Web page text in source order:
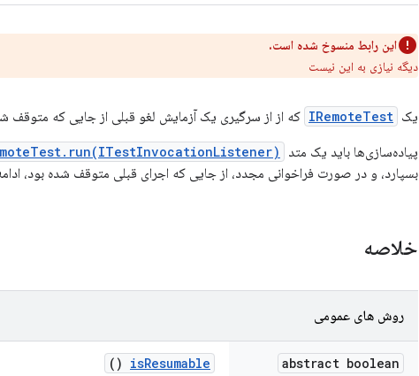
این رابط منسوخ شده است.
دیگه نیازی به این نیست
یک IRemoteTest که از از سرگیری یک آزمایش لغو قبلی از جایی که متوقف
پیاده‌سازی‌ها باید یک متد
بسپارد، و در صورت فراخوانی مجدد، از جایی که اجرای قبلی متوقف شده بود،
خلاصه
روش های عمومی
abstract boolean
isResumable
()